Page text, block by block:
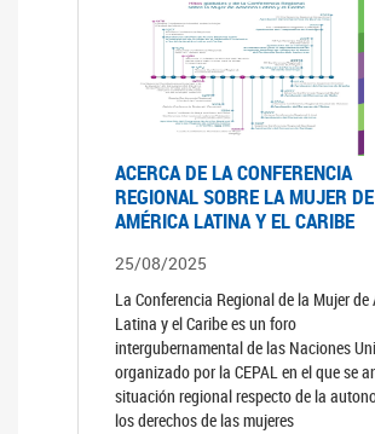
ACERCA DE LA CONFERENCIA
REGIONAL SOBRE LA MUJER DE
AMÉRICA LATINA Y EL CARIBE
25/08/2025
La Conferencia Regional de la Mujer de
Latina y el Caribe es un foro
intergubernamental de las Naciones
organizado por la CEPAL en el que se
situación regional respecto de la
los derechos de las mujeres